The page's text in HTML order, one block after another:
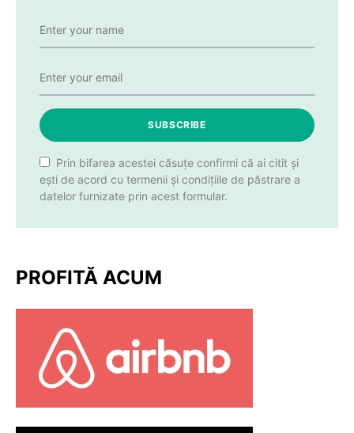
SUBSCRIBE
Prin bifarea acestei căsuțe confirmi că ai citit și
ești de acord cu termenii și condițiile de păstrare a
datelor furnizate prin acest formular.
PROFITĂ ACUM